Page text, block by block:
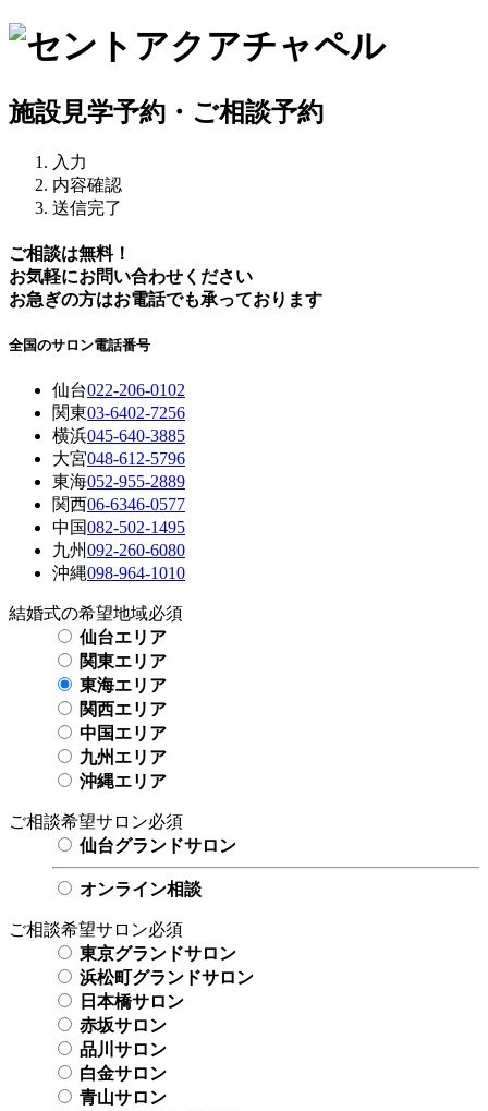
施設見学予約・ご相談予約
入力
内容確認
送信完了
ご相談は無料！
お気軽にお問い合わせください
お急ぎの方はお電話でも承っております
全国のサロン電話番号
仙台022-206-0102
関東03-6402-7256
横浜045-640-3885
大宮048-612-5796
東海052-955-2889
関西06-6346-0577
中国082-502-1495
九州092-260-6080
沖縄098-964-1010
結婚式の希望地域必須
仙台エリア
関東エリア
東海エリア
関西エリア
中国エリア
九州エリア
沖縄エリア
ご相談希望サロン必須
仙台グランドサロン
オンライン相談
ご相談希望サロン必須
東京グランドサロン
浜松町グランドサロン
日本橋サロン
赤坂サロン
品川サロン
白金サロン
青山サロン